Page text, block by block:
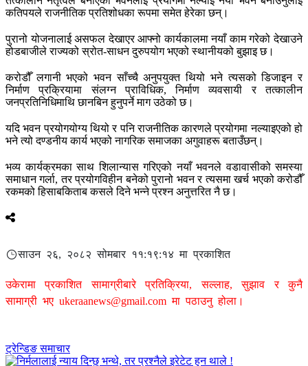
कतिपयले राजनीतिक प्रतिशोधका रूपमा समेत हेरेका छन्।
पुरानो योजनालाई असफल देखाएर आफ्नो कार्यकालमा नयाँ काम गरेको देखाउने
होडबाजीले राज्यको स्रोत-साधन दुरुपयोग भएको स्थानीयको बुझाइ छ।
करोडौँ लगानी भएको भवन साँच्चै अनुपयुक्त थियो भने त्यसको डिजाइन र
निर्माण प्रक्रियामा संलग्न प्राविधिक, निर्माण व्यवसायी र तत्कालीन
जनप्रतिनिधिमाथि छानबिन हुनुपर्ने माग उठेको छ।
यदि भवन प्रयोगयोग्य थियो र पनि राजनीतिक कारणले प्रयोगमा नल्याइएको हो
भने त्यो दण्डनीय कार्य भएको नागरिक समाजका अगुवाहरू बताउँछन्।
भव्य कार्यक्रमका साथ शिलान्यास गरिएको नयाँ भवनले वडावासीको समस्या
समाधान गर्ला, तर प्रयोगविहीन बनेको पुरानो भवन र त्यसमा खर्च भएको करोडौँ
रकमको हिसाबकिताब कसले दिने भन्ने प्रश्न अनुत्तरित नै छ।
साउन २६, २०८२ सोमबार ११:१९:१४ मा प्रकाशित
उकेरामा प्रकाशित सामाग्रीबारे प्रतिक्रिया, सल्लाह, सुझाव र कुनै
सामाग्री भए ukeraanews@gmail.com मा पठाउनु होला।
ट्रेन्डिङ समाचार